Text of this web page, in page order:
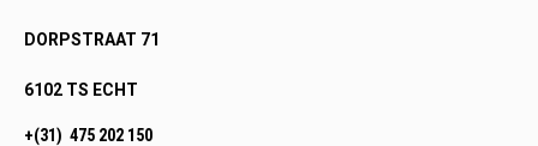
DORPSTRAAT 71
6102 TS ECHT
+(31) 475 202 150